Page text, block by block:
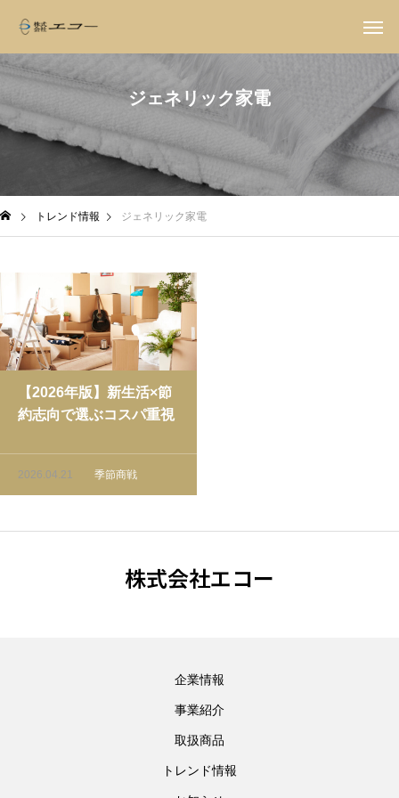
ジェネリック家電
トレンド情報 ジェネリック家電
【2026年版】新生活×節
約志向で選ぶコスパ重視
い方の正解
2026.04.21 季節商戦
株式会社エコー
企業情報
事業紹介
取扱商品
トレンド情報